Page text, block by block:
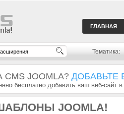
ГЛАВНАЯ
Тематика:
JOOMLA? ДОБАВЬТЕ
бесплатно добавить ваш веб-сайт
JOOMLA!